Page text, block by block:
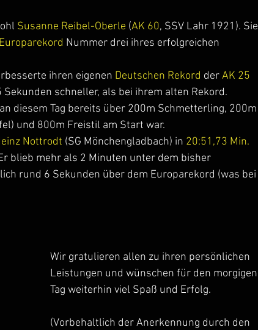
Susanne Reibel-Oberle (AK 60, SSV Lahr 1921). Sie
Nummer drei ihres erfolgreichen
ihren eigenen Deutschen Rekord der AK 25
schneller, als bei ihrem alten Rekord.
diesem Tag bereits über 200m Schmetterling, 200m
und 800m Freistil am Start war.
Nottrodt (SG Mönchengladbach) in 20:51,73 Min.
blieb mehr als 2 Minuten unter dem bisher
rund 6 Sekunden über dem Europarekord (was bei
Wir gratulieren allen zu ihren persönlichen
Leistungen und wünschen für den morgigen
Tag weiterhin viel Spaß und Erfolg.
(Vorbehaltlich der Anerkennung durch den